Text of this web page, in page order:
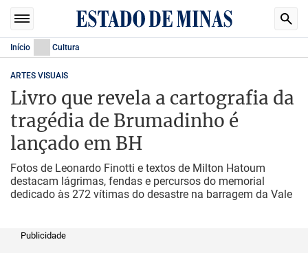
Início Cultura
ARTES VISUAIS
Livro que revela a cartografia da
tragédia de Brumadinho é
lançado em BH
Fotos de Leonardo Finotti e textos de Milton Hatoum
destacam lágrimas, fendas e percursos do memorial
dedicado às 272 vítimas do desastre na barragem da Vale
Publicidade